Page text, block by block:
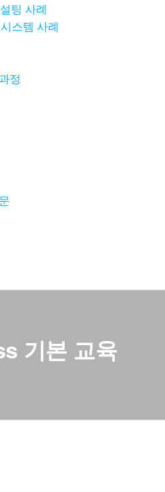
팅 사례
스템 사례
정
기본 교육